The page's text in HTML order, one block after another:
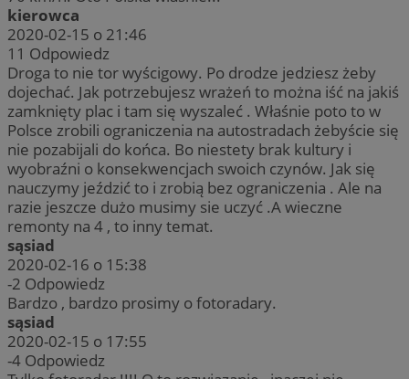
kierowca
2020-02-15 o 21:46
11 Odpowiedz
Droga to nie tor wyścigowy. Po drodze jedziesz żeby
dojechać. Jak potrzebujesz wrażeń to można iść na jakiś
zamknięty plac i tam się wyszaleć . Właśnie poto to w
Polsce zrobili ograniczenia na autostradach żebyście się
nie pozabijali do końca. Bo niestety brak kultury i
wyobraźni o konsekwencjach swoich czynów. Jak się
nauczymy jeździć to i zrobią bez ograniczenia . Ale na
razie jeszcze dużo musimy sie uczyć .A wieczne
remonty na 4 , to inny temat.
sąsiad
2020-02-16 o 15:38
-2 Odpowiedz
Bardzo , bardzo prosimy o fotoradary.
sąsiad
2020-02-15 o 17:55
-4 Odpowiedz